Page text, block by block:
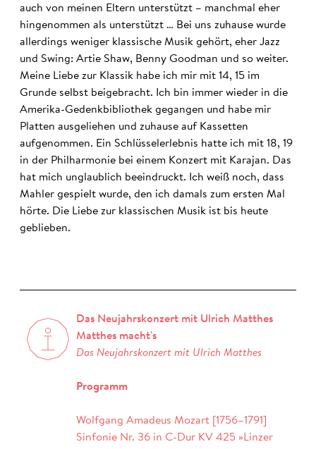
auch von meinen Eltern unterstützt – manchmal eher
hingenommen als unterstützt … Bei uns zuhause wurde
allerdings weniger klassische Musik gehört, eher Jazz
und Swing: Artie Shaw, Benny Goodman und so weiter.
Meine Liebe zur Klassik habe ich mir mit 14, 15 im
Grunde selbst beigebracht. Ich bin immer wieder in die
Amerika-Gedenkbibliothek gegangen und habe mir
Platten ausgeliehen und zuhause auf Kassetten
aufgenommen. Ein Schlüsselerlebnis hatte ich mit 18, 19
in der Philharmonie bei einem Konzert mit Karajan. Das
hat mich unglaublich beeindruckt. Ich weiß noch, dass
Mahler gespielt wurde, den ich damals zum ersten Mal
hörte. Die Liebe zur klassischen Musik ist bis heute
geblieben.
Das Neujahrskonzert mit Ulrich Matthes
Matthes macht's
Das Neujahrskonzert mit Ulrich Matthes
Programm
Wolfgang Amadeus Mozart [1756–1791]
Sinfonie Nr. 36 in C-Dur KV 425 »Linzer